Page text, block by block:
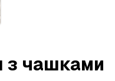
з чашками